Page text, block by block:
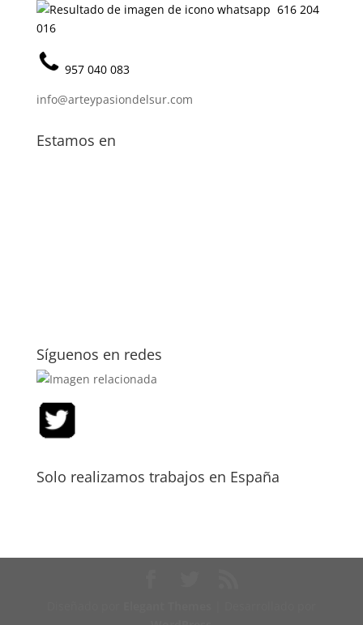
616 204
016
957 040 083
info@arteypasiondelsur.com
Estamos en
Síguenos en redes
Solo realizamos trabajos en España